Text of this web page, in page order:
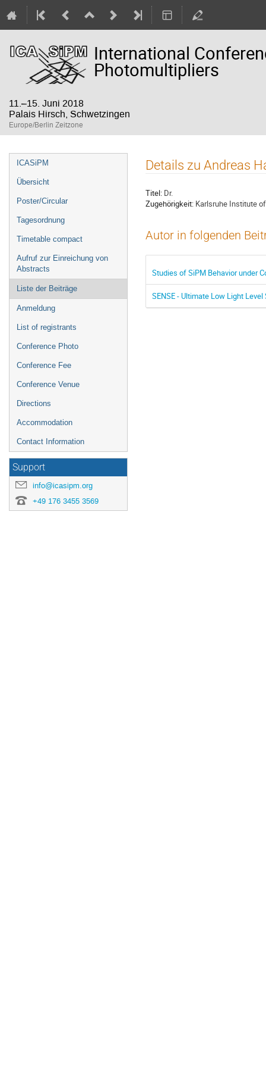
International
Photomultipliers
11.–15. Juni 2018
Palais Hirsch, Schwetzingen
Europe/Berlin Zeitzone
Veranstaltungsmenü
ICASiPM
Übersicht
Poster/Circular
Tagesordnung
Timetable compact
Aufruf zur Einreichung von
Abstracts
Liste der Beiträge
Anmeldung
List of registrants
Conference Photo
Conference Fee
Conference Venue
Directions
Accommodation
Contact Information
Support
info@icasipm.org
+49 176 3455 3569
Details zu Andreas
Titel: Dr.
Zugehörigkeit: Karlsruhe Institute
Autor in folgenden
Studies of SiPM Behavior under
SENSE - Ultimate Low Light